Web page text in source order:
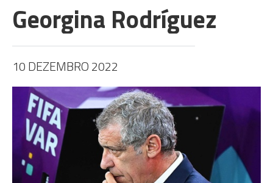
Georgina Rodríguez
10 DEZEMBRO 2022